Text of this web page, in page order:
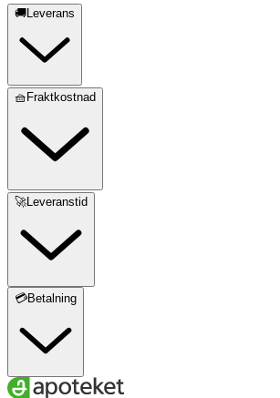
🚚Leverans
🧺Fraktkostnad
🚀Leveranstid
💳Betalning